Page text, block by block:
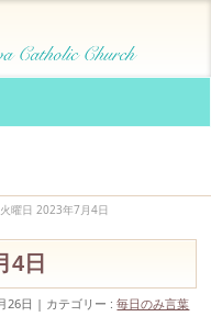
曜日 2023年7月4日
4日
26日 カテゴリー :毎日のみ言葉